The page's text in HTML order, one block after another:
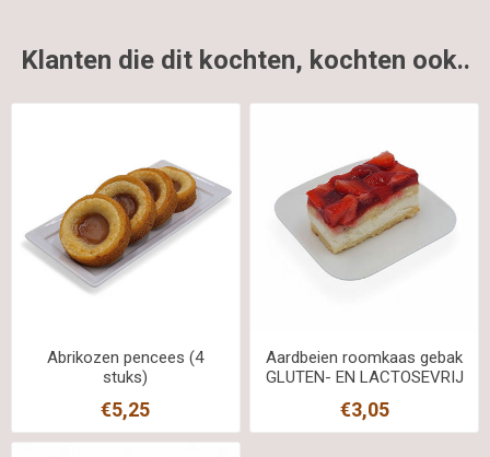
Klanten die dit kochten, kochten ook..
Abrikozen pencees (4
stuks)
€5,25
Aardbeien roomkaas gebak
GLUTEN- EN LACTOSEVRIJ
€3,05